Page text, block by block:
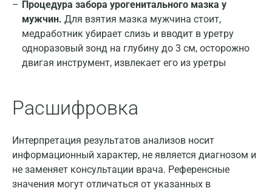
Процедура забора урогенитального мазка у
мужчин. Для взятия мазка мужчина стоит,
медработник убирает слизь и вводит в уретру
одноразовый зонд на глубину до 3 см, осторожно
двигая инструмент, извлекает его из уретры
Расшифровка
Интерпретация результатов анализов носит
информационный характер, не является диагнозом и
не заменяет консультации врача. Референсные
значения могут отличаться от указанных в